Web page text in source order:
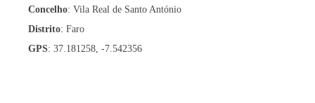
Concelho: Vila Real de Santo António
Distrito: Faro
GPS: 37.181258, -7.542356